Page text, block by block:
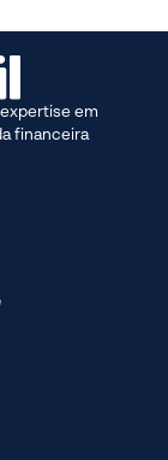
em
financeira